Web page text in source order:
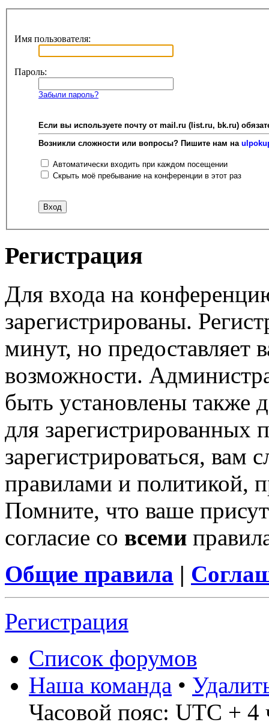
Имя пользователя:
Пароль:
Забыли пароль?
Если вы используете почту от mail.ru (list.ru, bk.ru)
Возникли сложности или вопросы? Пишите нам на
Автоматически входить при каждом посещении
Скрыть моё пребывание на конференции в этот раз
Регистрация
Для входа на
зарегистрированы.
минут, но предоставляет
возможности.
быть установлены также
для зарегистрированных
зарегистрироваться, вам
правилами и политикой,
Помните, что ваше
согласие со всеми
Общие правила |
Регистрация
Список форумов
Наша команда •
Часовой пояс: UTC + 4